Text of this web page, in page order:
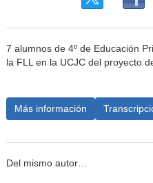
7 alumnos de 4º de Educación
la FLL en la UCJC del proyecto
Más información
Del mismo autor…